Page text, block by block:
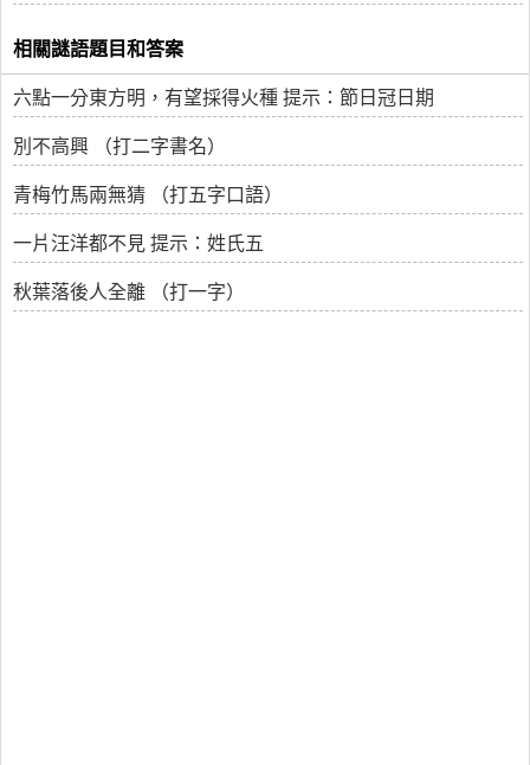
相關謎語題目和答案
六點一分東方明，有望採得火種 提示：節日冠日期
別不高興 （打二字書名）
青梅竹馬兩無猜 （打五字口語）
一片汪洋都不見 提示：姓氏五
秋葉落後人全離 （打一字）